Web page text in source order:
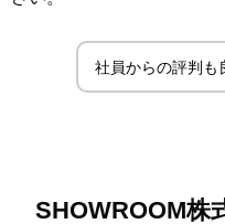
社員からの評判も
SHOWROOM株